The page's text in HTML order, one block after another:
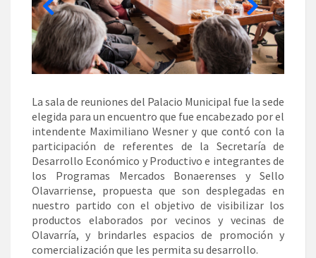
La sala de reuniones del Palacio Municipal fue la sede
elegida para un encuentro que fue encabezado por el
intendente Maximiliano Wesner y que contó con la
participación de referentes de la Secretaría de
Desarrollo Económico y Productivo e integrantes de
los Programas Mercados Bonaerenses y Sello
Olavarriense, propuesta que son desplegadas en
nuestro partido con el objetivo de visibilizar los
productos elaborados por vecinos y vecinas de
Olavarría, y brindarles espacios de promoción y
comercialización que les permita su desarrollo.